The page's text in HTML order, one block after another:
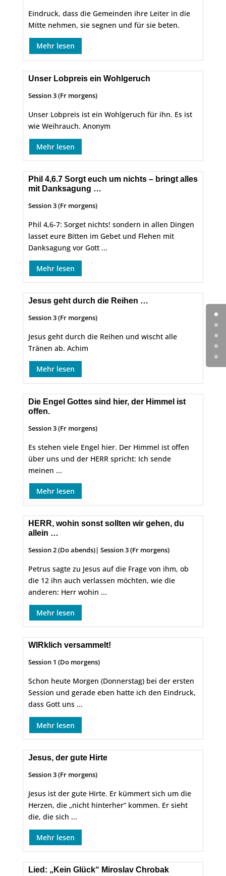
Eindruck, dass die Gemeinden ihre Leiter in die
Mitte nehmen, sie segnen und für sie beten.
Mehr lesen
Unser Lobpreis ein Wohlgeruch
Session 3 (Fr morgens)
Unser Lobpreis ist ein Wohlgeruch für ihn. Es ist
wie Weihrauch. Anonym
Mehr lesen
Phil 4,6.7 Sorgt euch um nichts – bringt alles
mit Danksagung …
Session 3 (Fr morgens)
Phil 4,6-7: Sorget nichts! sondern in allen Dingen
lasset eure Bitten im Gebet und Flehen mit
Danksagung vor Gott ...
Mehr lesen
Jesus geht durch die Reihen …
Session 3 (Fr morgens)
Jesus geht durch die Reihen und wischt alle
Tränen ab. Achim
Mehr lesen
Die Engel Gottes sind hier, der Himmel ist
offen.
Session 3 (Fr morgens)
Es stehen viele Engel hier. Der Himmel ist offen
über uns und der HERR spricht: Ich sende
meinen ...
Mehr lesen
HERR, wohin sonst sollten wir gehen, du
allein …
Session 2 (Do abends)| Session 3 (Fr morgens)
Petrus sagte zu Jesus auf die Frage von ihm, ob
die 12 ihn auch verlassen möchten, wie die
anderen: Herr wohin ...
Mehr lesen
WIRklich versammelt!
Session 1 (Do morgens)
Schon heute Morgen (Donnerstag) bei der ersten
Session und gerade eben hatte ich den Eindruck,
dass Gott uns ...
Mehr lesen
Jesus, der gute Hirte
Session 3 (Fr morgens)
Jesus ist der gute Hirte. Er kümmert sich um die
Herzen, die „nicht hinterher“ kommen. Er sieht
die, die sich ...
Mehr lesen
Lied: „Kein Glück“ Miroslav Chrobak